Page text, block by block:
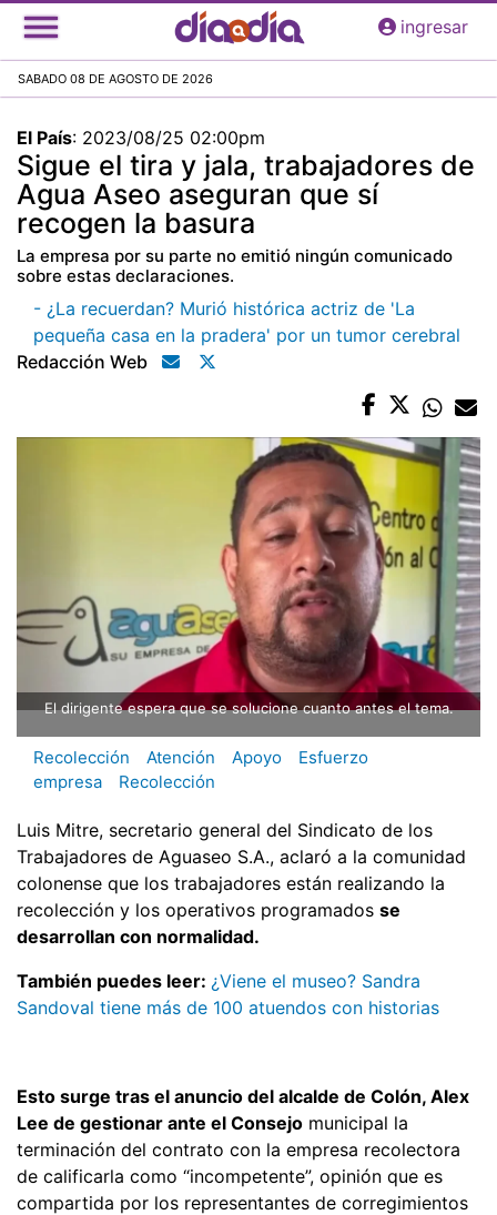
Pasar
al
principal
ingresar
SABADO 08 DE AGOSTO DE 2026
El País: 2023/08/25 02:00pm
Sigue el tira y jala, trabajadores de
Agua Aseo aseguran que sí
recogen la basura
La empresa por su parte no emitió ningún comunicado
sobre estas declaraciones.
- ¿La recuerdan? Murió histórica actriz de 'La
pequeña casa en la pradera' por un tumor cerebral
Redacción Web
El dirigente espera que se solucione cuanto antes el tema.
Recolección Atención Apoyo
Esfuerzo
empresa
Recolección
Luis Mitre, secretario general del Sindicato de los
Trabajadores de Aguaseo S.A., aclaró a la comunidad
colonense que los trabajadores están realizando la
recolección y los operativos programados se
desarrollan con normalidad.
También puedes leer: ¿Viene el museo? Sandra
Sandoval tiene más de 100 atuendos con historias
Esto surge tras el anuncio del alcalde de Colón, Alex
Lee de gestionar ante el Consejo municipal la
terminación del contrato con la empresa recolectora
de calificarla como “incompetente”, opinión que es
compartida por los representantes de corregimientos